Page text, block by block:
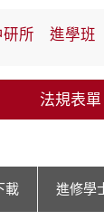
研所 進學班
法規表單
載 進修學